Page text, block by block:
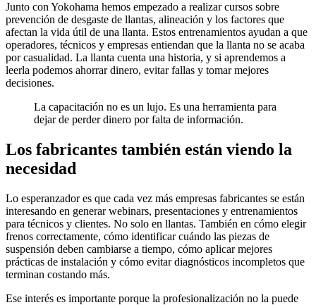
Junto con Yokohama hemos empezado a realizar cursos sobre
prevención de desgaste de llantas, alineación y los factores que
afectan la vida útil de una llanta. Estos entrenamientos ayudan a que
operadores, técnicos y empresas entiendan que la llanta no se acaba
por casualidad. La llanta cuenta una historia, y si aprendemos a
leerla podemos ahorrar dinero, evitar fallas y tomar mejores
decisiones.
La capacitación no es un lujo. Es una herramienta para
dejar de perder dinero por falta de información.
Los fabricantes también están viendo la
necesidad
Lo esperanzador es que cada vez más empresas fabricantes se están
interesando en generar webinars, presentaciones y entrenamientos
para técnicos y clientes. No solo en llantas. También en cómo elegir
frenos correctamente, cómo identificar cuándo las piezas de
suspensión deben cambiarse a tiempo, cómo aplicar mejores
prácticas de instalación y cómo evitar diagnósticos incompletos que
terminan costando más.
Ese interés es importante porque la profesionalización no la puede